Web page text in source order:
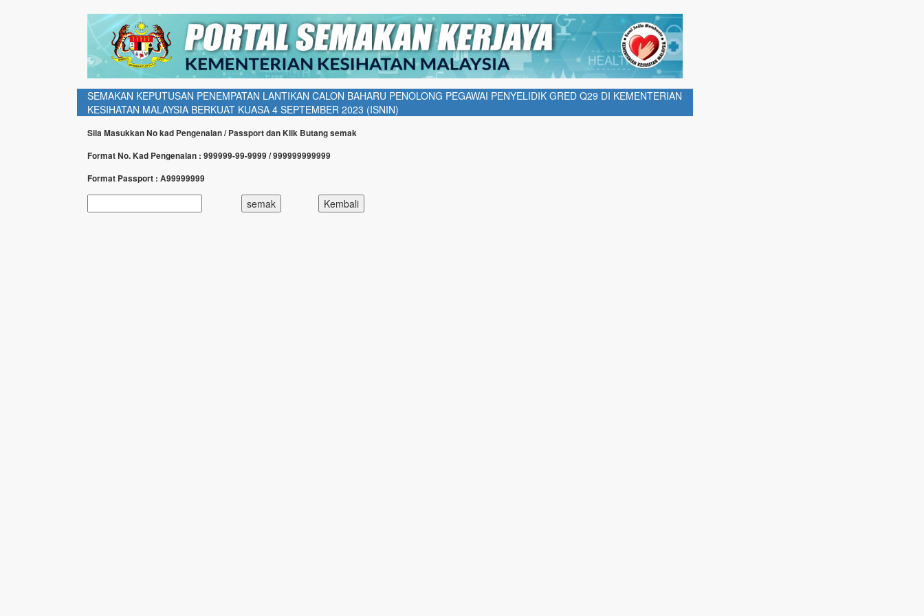
SEMAKAN KEPUTUSAN PENEMPATAN LANTIKAN CALON BAHARU PENOLONG PEGAWAI PENYELIDIK GRED Q29 DI KEMENTERIAN
KESIHATAN MALAYSIA BERKUAT KUASA 4 SEPTEMBER 2023 (ISNIN)
Sila Masukkan No kad Pengenalan / Passport dan Klik Butang semak
Format No. Kad Pengenalan : 999999-99-9999 / 999999999999
Format Passport : A99999999